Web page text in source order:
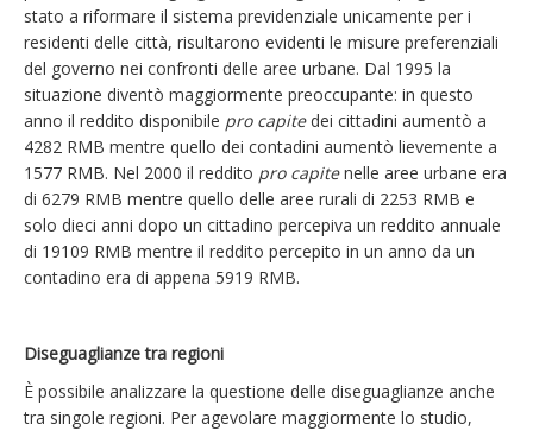
stato a riformare il sistema previdenziale unicamente per i
residenti delle città, risultarono evidenti le misure preferenziali
del governo nei confronti delle aree urbane. Dal 1995 la
situazione diventò maggiormente preoccupante: in questo
anno il reddito disponibile pro capitedei cittadini aumentò a
4282 RMB mentre quello dei contadini aumentò lievemente a
1577 RMB. Nel 2000 il reddito pro capitenelle aree urbane era
di 6279 RMB mentre quello delle aree rurali di 2253 RMB e
solo dieci anni dopo un cittadino percepiva un reddito annuale
di 19109 RMB mentre il reddito percepito in un anno da un
contadino era di appena 5919 RMB.
Diseguaglianze tra regioni
È possibile analizzare la questione delle diseguaglianze anche
tra singole regioni. Per agevolare maggiormente lo studio,